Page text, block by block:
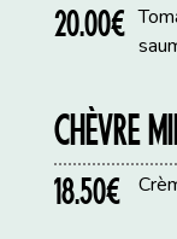
20.00€
CHÈVRE
18.50€